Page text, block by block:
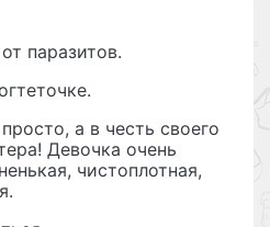
паразитов.
а в честь своего
Девочка очень
чистоплотная,